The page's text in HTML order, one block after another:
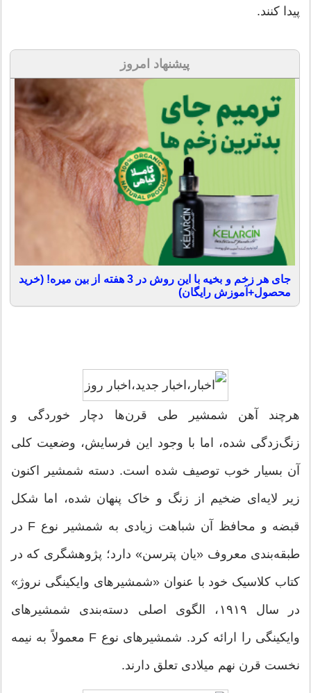
پیدا کنند.
پیشنهاد امروز
جای هر زخم و بخیه با این روش در 3 هفته از بین میره! (خرید
محصول+آموزش رایگان)
هرچند آهن شمشیر طی قرن‌ها دچار خوردگی و
زنگ‌زدگی شده، اما با وجود این فرسایش، وضعیت کلی
آن بسیار خوب توصیف شده است. دسته شمشیر اکنون
زیر لایه‌ای ضخیم از زنگ و خاک پنهان شده، اما شکل
قبضه و محافظ آن شباهت زیادی به شمشیر نوع F در
طبقه‌بندی معروف «یان پترسن» دارد؛ پژوهشگری که در
کتاب کلاسیک خود با عنوان «شمشیرهای وایکینگی نروژ»
در سال ۱۹۱۹، الگوی اصلی دسته‌بندی شمشیرهای
وایکینگی را ارائه کرد. شمشیرهای نوع F معمولاً به نیمه
نخست قرن نهم میلادی تعلق دارند.